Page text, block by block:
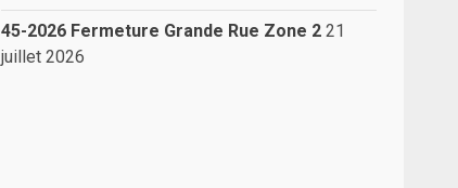
45-2026 Fermeture Grande Rue Zone 2 21
juillet 2026